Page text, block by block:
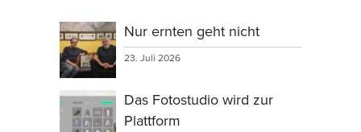
Nur ernten geht nicht
23. Juli 2026
Das Fotostudio wird zur
Plattform